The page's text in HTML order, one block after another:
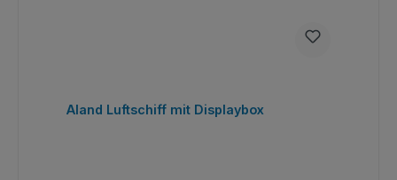
Aland Luftschiff mit Displaybox